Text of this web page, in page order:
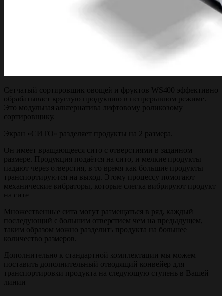
Сетчатый сортировщик овощей и фруктов WS400 эффективно
обрабатывает круглую продукцию в непрерывном режиме.
Это модульная альтернатива лифтовому роликовому
сортировщику.
Экран «СИТО» разделяет продукты на 2 размера.
Он имеет вращающееся сито с отверстиями в заданном
размере. Продукция подаётся на сито, и мелкие продукты
падают через отверстия, в то время как большие продукты
транспортируются на выход. Этому процессу помогают
механические вибраторы, которые слегка вибрируют продукт
на сите.
Множественные сита могут размещаться в ряд, каждый
последующий с большим отверстием чем на предыдущем,
таким образом можно разделить продукта на большее
количество размеров.
Дополнительно к стандартной комплектации мы можем
поставить дополнительный отводящий конвейер для
транспортировки продукта на следующую ступень в Вашей
линии